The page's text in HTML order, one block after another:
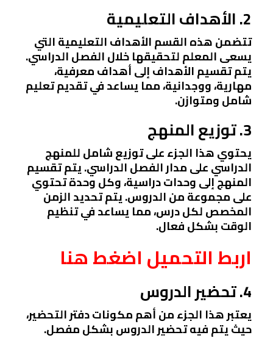
2. الأهداف التعليمية
تتضمن هذه القسم الأهداف التعليمية التي
يسعى المعلم لتحقيقها خلال الفصل الدراسي.
يتم تقسيم الأهداف إلى أهداف معرفية،
مهارية، ووجدانية، مما يساعد في تقديم تعليم
شامل ومتوازن.
3. توزيع المنهج
يحتوي هذا الجزء على توزيع شامل للمنهج
الدراسي على مدار الفصل الدراسي. يتم تقسيم
المنهج إلى وحدات دراسية، وكل وحدة تحتوي
على مجموعة من الدروس. يتم تحديد الزمن
المخصص لكل درس، مما يساعد في تنظيم
الوقت بشكل فعال.
اربط التحميل اضغط هنا
4. تحضير الدروس
يعتبر هذا الجزء من أهم مكونات دفتر التحضير،
حيث يتم فيه تحضير الدروس بشكل مفصل.